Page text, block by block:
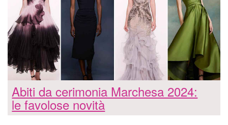
Abiti da cerimonia Marchesa 2024:
le favolose novità